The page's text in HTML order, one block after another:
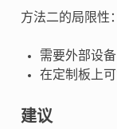
方法二的局限性：
需要外部设
在定制板上
建议